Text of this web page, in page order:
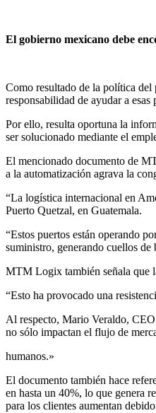
El gobierno mexicano debe
Como resultado de la política del
responsabilidad de ayudar a
Por ello, resulta oportuna la
ser solucionado mediante el
El mencionado documento de
a la automatización agrava la
“La logística internacional en
Puerto Quetzal, en Guatemala.
“Estos puertos están operando
suministro, generando cuellos de
MTM Logix también señala que
“Esto ha provocado una
Al respecto, Mario Veraldo, CEO
no sólo impactan el flujo de
humanos.»
El documento también hace
en hasta un 40%, lo que genera
para los clientes aumentan